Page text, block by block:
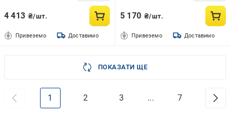
4 413 ₴/шт.
Привеземо Доставимо
5 170 ₴/шт.
Привеземо Доставимо
ПОКАЗАТИ ЩЕ
1 2 3 ... 7